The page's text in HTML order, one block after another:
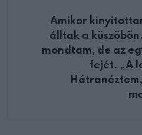
Amikor
álltak a
mondtam, de az
fejét. „A